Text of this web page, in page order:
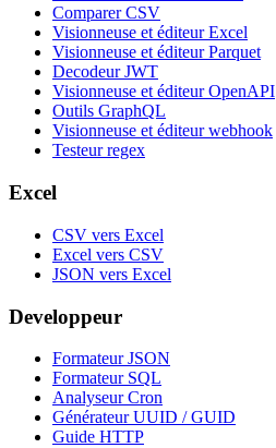
Comparer CSV
Visionneuse et éditeur Excel
Visionneuse et éditeur Parquet
Decodeur JWT
Visionneuse et éditeur OpenAPI
Outils GraphQL
Visionneuse et éditeur webhook
Testeur regex
Excel
CSV vers Excel
Excel vers CSV
JSON vers Excel
Developpeur
Formateur JSON
Formateur SQL
Analyseur Cron
Générateur UUID / GUID
Guide HTTP